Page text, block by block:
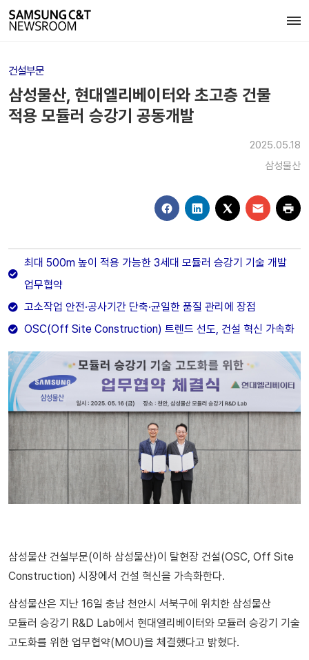
건설부문
삼성물산, 현대엘리베이터와 초고층 건물
적용 모듈러 승강기 공동개발
2025.05.18
삼성물산
최대 500m 높이 적용 가능한 3세대 모듈러 승강기 기술 개발
업무협약
고소작업 안전·공사기간 단축·균일한 품질 관리에 장점
OSC(Off Site Construction) 트렌드 선도, 건설 혁신 가속화
삼성물산 건설부문(이하 삼성물산)이 탈현장 건설(OSC, Off Site
Construction) 시장에서 건설 혁신을 가속화한다.
삼성물산은 지난 16일 충남 천안시 서북구에 위치한 삼성물산
모듈러 승강기 R&D Lab에서 현대엘리베이터와 모듈러 승강기 기술
고도화를 위한 업무협약(MOU)을 체결했다고 밝혔다.